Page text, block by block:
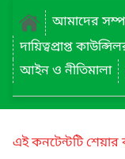
আমাদের
দায়িত্বপ্রাপ্ত
আইন ও নীতিমালা
এই কনটেন্টটি